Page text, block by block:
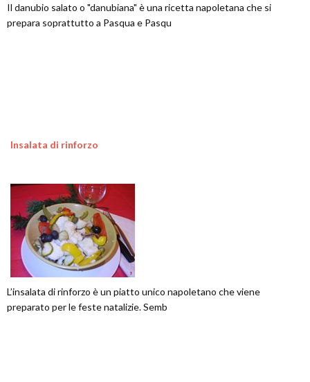
Il danubio salato o "danubiana" è una ricetta napoletana che si
prepara soprattutto a Pasqua e Pasqu
Insalata di rinforzo
L’insalata di rinforzo è un piatto unico napoletano che viene
preparato per le feste natalizie. Semb